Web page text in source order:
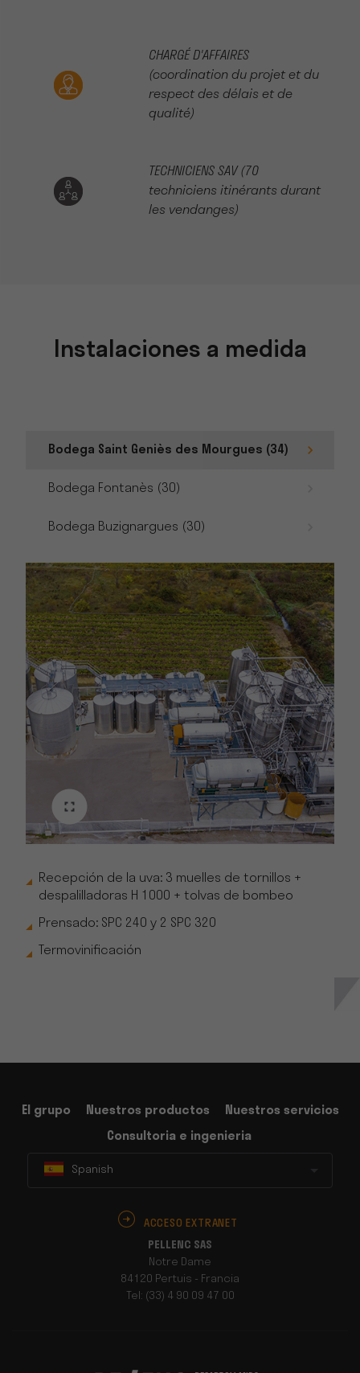
CHARGÉ D'AFFAIRES
(coordination du projet et du
respect des délais et de
qualité)
TECHNICIENS SAV (70
techniciens itinérants durant
les vendanges)
Instalaciones a medida
Bodega Saint Geniès des Mourgues (34)
Bodega Fontanès (30)
Bodega Buzignargues (30)
Recepción de la uva: 3 muelles de tornillos +
despalilladoras H 1000 + tolvas de bombeo
Prensado: SPC 240 y 2 SPC 320
Termovinificación
El grupo Nuestros productos
Nuestros servicios
Consultoria e ingenieria
Spanish
ACCESO EXTRANET
PELLENC SAS
Notre Dame
84120 Pertuis - Francia
Tel: (33) 4 90 09 47 00